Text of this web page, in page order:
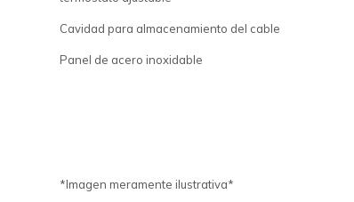
Cavidad para almacenamiento del cable
Panel de acero inoxidable
*Imagen meramente ilustrativa*